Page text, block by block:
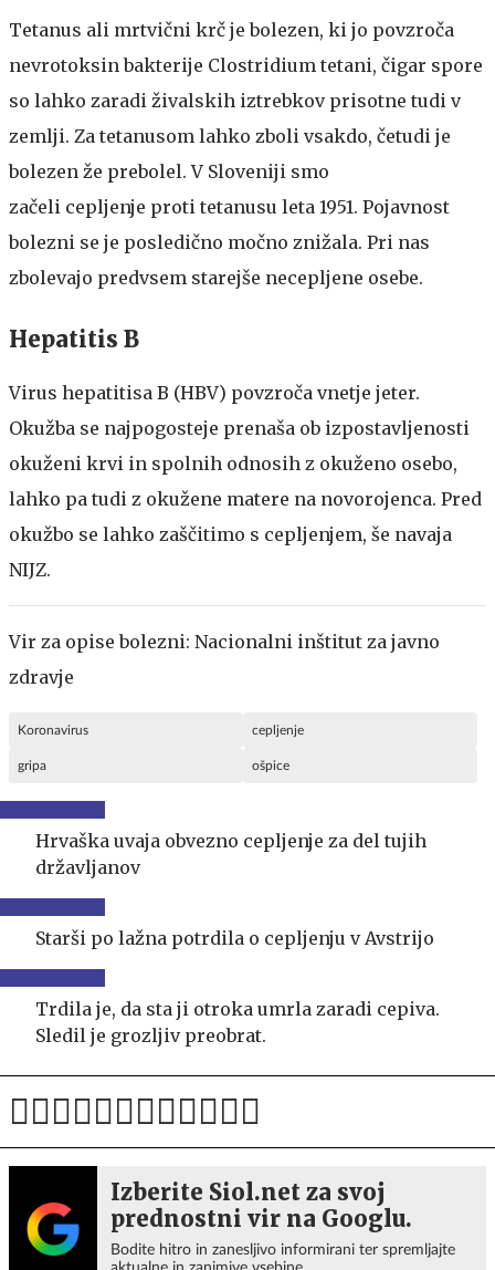
Tetanus ali mrtvični krč je bolezen, ki jo povzroča
nevrotoksin bakterije Clostridium tetani, čigar spore
so lahko zaradi živalskih iztrebkov prisotne tudi v
zemlji. Za tetanusom lahko zboli vsakdo, četudi je
bolezen že prebolel. V Sloveniji smo
začeli cepljenje proti tetanusu leta 1951. Pojavnost
bolezni se je posledično močno znižala. Pri nas
zbolevajo predvsem starejše necepljene osebe.
Hepatitis B
Virus hepatitisa B (HBV) povzroča vnetje jeter.
Okužba se najpogosteje prenaša ob izpostavljenosti
okuženi krvi in spolnih odnosih z okuženo osebo,
lahko pa tudi z okužene matere na novorojenca. Pred
okužbo se lahko zaščitimo s cepljenjem, še navaja
NIJZ.
Vir za opise bolezni: Nacionalni inštitut za javno
zdravje
Koronavirus cepljenje
gripa ošpice
Hrvaška uvaja obvezno cepljenje za del tujih
državljanov
Starši po lažna potrdila o cepljenju v Avstrijo
Trdila je, da sta ji otroka umrla zaradi cepiva.
Sledil je grozljiv preobrat.
Izberite Siol.net za svoj
prednostni vir na Googlu.
Bodite hitro in zanesljivo informirani ter spremljajte